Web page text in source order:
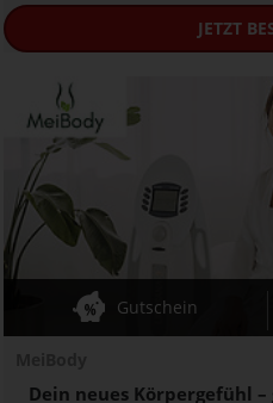
JETZT
Dein neues Körpergefühl
Gutschein